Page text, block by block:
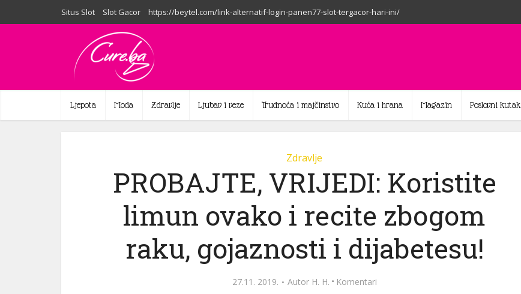
Situs Slot Slot Gacor https://beytel.com/link-alternatif-login-panen77-slot-tergacor-hari-ini/
Ljepota Moda Zdravlje Ljubav i veze Trudnoća i majčinstvo Kuća i hrana Magazin Poslovni kutak
Zdravlje
PROBAJTE, VRIJEDI: Koristite
limun ovako i recite zbogom
raku, gojaznosti i dijabetesu!
27.11. 2019. Autor H. H. · Komentari